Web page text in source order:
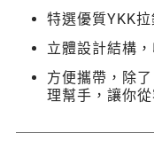
特選優質YKK
立體設計結構
方便攜帶，除
理幫手，讓你